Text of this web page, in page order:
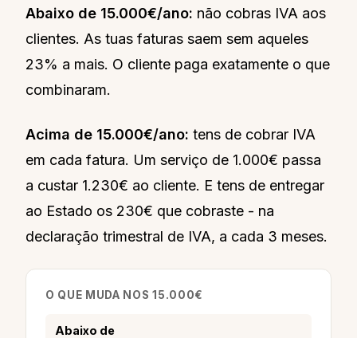
Abaixo de 15.000€/ano: não cobras IVA aos
clientes. As tuas faturas saem sem aqueles
23% a mais. O cliente paga exatamente o que
combinaram.
Acima de 15.000€/ano: tens de cobrar IVA
em cada fatura. Um serviço de 1.000€ passa
a custar 1.230€ ao cliente. E tens de entregar
ao Estado os 230€ que cobraste - na
declaração trimestral de IVA, a cada 3 meses.
O QUE MUDA NOS 15.000€
Abaixo de